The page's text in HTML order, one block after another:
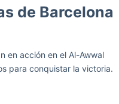
de Barcelona
en acción en el Al-Awwal
para conquistar la victoria.